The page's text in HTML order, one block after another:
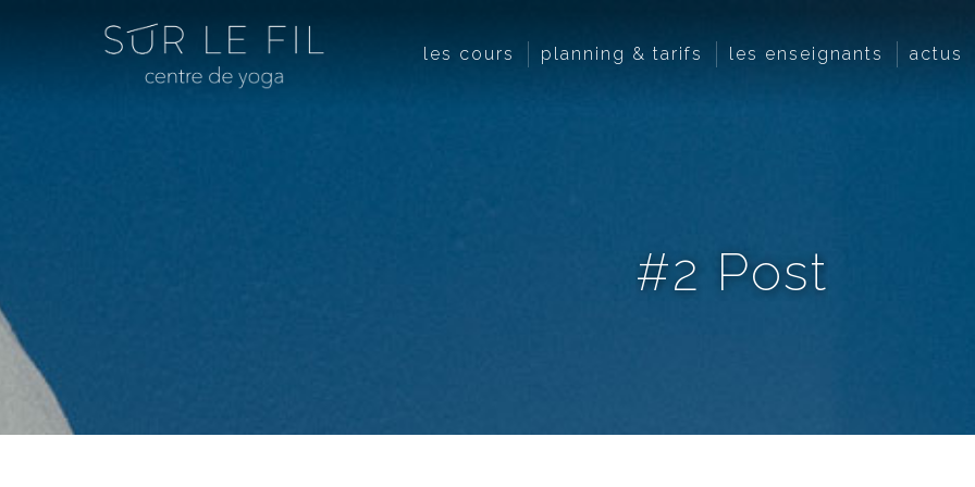
les cours planning & tarifs les enseignants actus
#2 Post